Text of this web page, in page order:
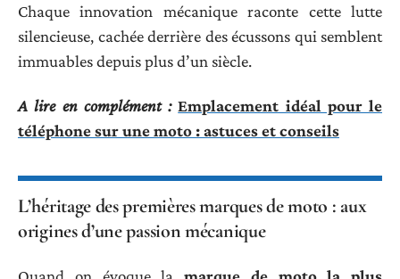
Chaque innovation mécanique raconte cette lutte
silencieuse, cachée derrière des écussons qui semblent
immuables depuis plus d’un siècle.
A lire en complément : Emplacement idéal pour le
téléphone sur une moto : astuces et conseils
L’héritage des premières marques de moto : aux
origines d’une passion mécanique